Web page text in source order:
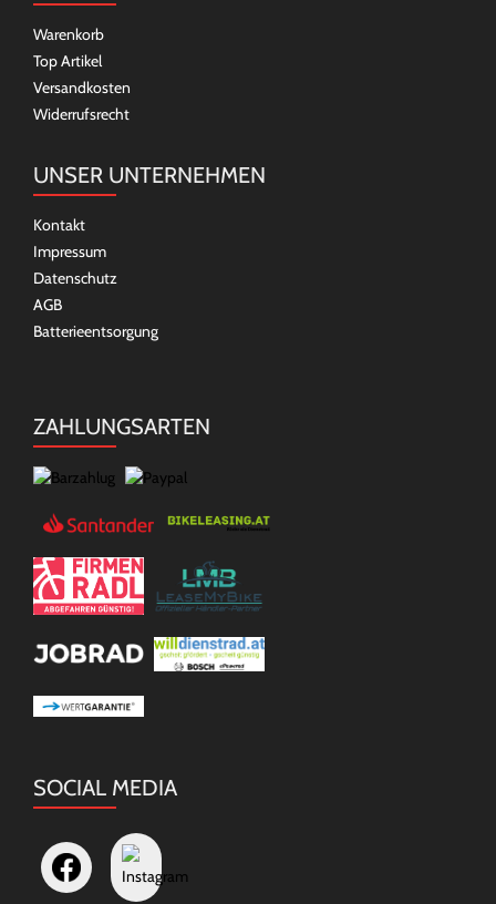
Warenkorb
Top Artikel
Versandkosten
Widerrufsrecht
UNSER UNTERNEHMEN
Kontakt
Impressum
Datenschutz
AGB
Batterieentsorgung
ZAHLUNGSARTEN
SOCIAL MEDIA